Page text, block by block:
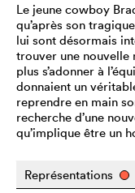
Le jeune cowboy
qu’après son
lui sont désormais
trouver une nouvelle
plus s’adonner à
donnaient un
reprendre en main
recherche d’une
qu’implique être un
Représentations